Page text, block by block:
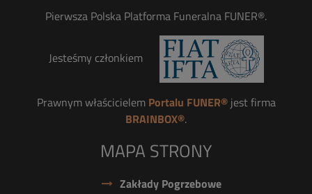
Pierwsza Polska Platforma Funeralna FUNER®.
Jesteśmy członkiem
Prawnym właścicielem Portalu FUNER®jest firma
BRAINBOX®.
MAPA STRONY
Zakłady Pogrzebowe